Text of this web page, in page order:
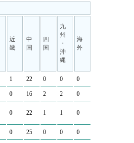
近
畿
中
国
四
国
九
州
・
沖
縄
海
外
1 22 0 0 0
0 16 2 2 0
0 22 1 1 0
0 25 0 0 0